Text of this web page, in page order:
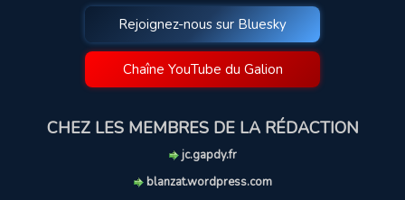
Rejoignez-nous sur Bluesky
Chaîne YouTube du Galion
CHEZ LES MEMBRES DE LA RÉDACTION
jc.gapdy.fr
blanzat.wordpress.com